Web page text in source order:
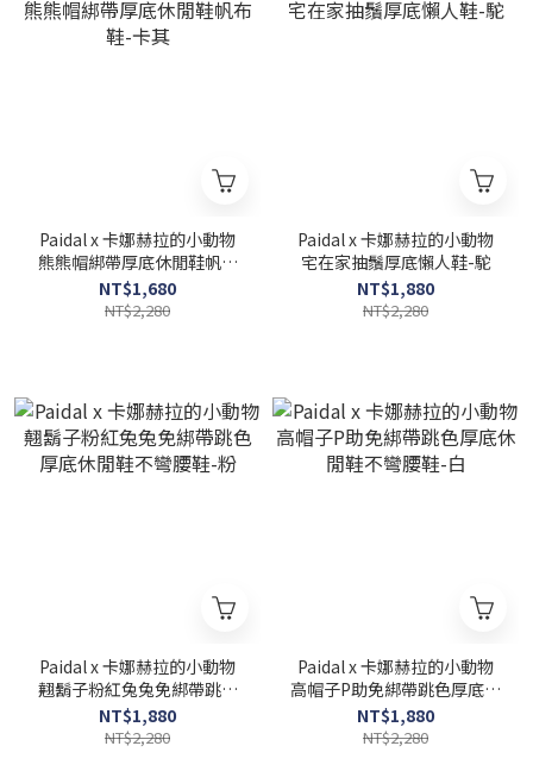
Paidal x 卡娜赫拉的小動物
熊熊帽綁帶厚底休閒鞋帆布
鞋-卡其
NT$1,680
NT$2,280
Paidal x 卡娜赫拉的小動物
宅在家抽鬚厚底懶人鞋-駝
NT$1,880
NT$2,280
Paidal x 卡娜赫拉的小動物
翹鬍子粉紅兔兔免綁帶跳色
厚底休閒鞋不彎腰鞋-粉
NT$1,880
NT$2,280
Paidal x 卡娜赫拉的小動物
高帽子P助免綁帶跳色厚底休
閒鞋不彎腰鞋-白
NT$1,880
NT$2,280